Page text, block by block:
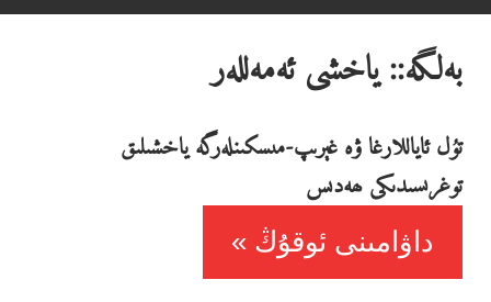
بەلگە::ياخشى ئەمەللەر
تۇل ئاياللارغا ۋە غېرىپ-مىسكىنلەرگە ياخشىلىق
توغرىسىدىكى ھەدىس
داۋامىنى ئوقۇڭ